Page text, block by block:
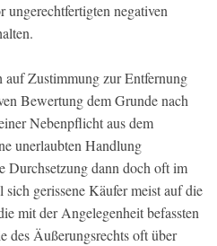
ungerechtfertigten negativen
Zustimmung zur Entfernung
Bewertung dem Grunde nach
Nebenpflicht aus dem
unerlaubten Handlung
Durchsetzung dann doch oft im
gerissene Käufer meist auf die
mit der Angelegenheit befassten
des Äußerungsrechts oft über